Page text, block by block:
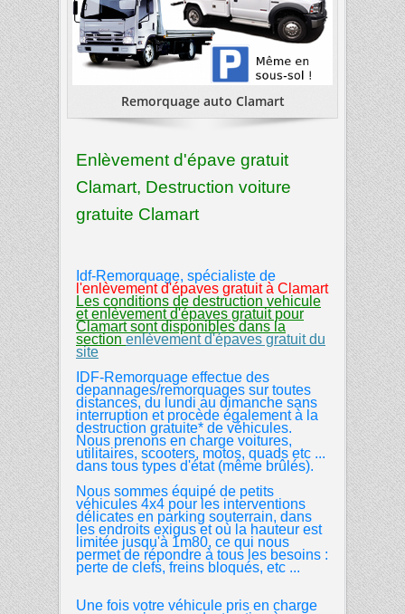
Remorquage auto Clamart
Enlèvement d'épave gratuit
Clamart, Destruction voiture
gratuite Clamart
Idf-Remorquage, spécialiste de
l'enlèvement d'épaves gratuità Clamart
Les conditions de destruction vehicule
et enlèvement d'épaves gratuit pour
Clamart sont disponibles dans la
section enlèvement d'épaves gratuit du
site
IDF-Remorquage effectue des
depannages/remorquages sur toutes
distances, du lundi au dimanche sans
interruption et procède également à la
destruction gratuite* de véhicules.
Nous prenons en charge voitures,
utilitaires, scooters, motos, quads etc ...
dans tous types d'état (même brûlés).
Nous sommes équipé de petits
véhicules 4x4 pour les interventions
délicates en parking souterrain, dans
les endroits exigus et où la hauteur est
limitée jusqu'à 1m80, ce qui nous
permet de répondre à tous les besoins :
perte de clefs, freins bloqués, etc ...
Une fois votre véhicule pris en charge